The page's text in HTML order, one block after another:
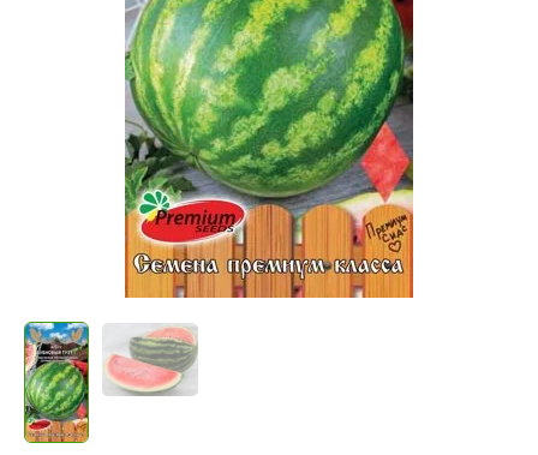
Садовый инвентарь
Горшки для рассады